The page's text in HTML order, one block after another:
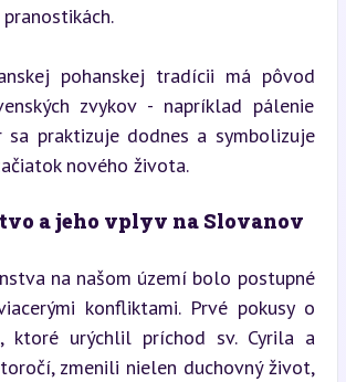
pohanskej tradícii má pôvod
zvykov - napríklad pálenie
sa praktizuje dodnes a symbolizuje
nového života.
a jeho vplyv na Slovanov
na našom území bolo postupné
konfliktami. Prvé pokusy o
ktoré urýchlil príchod sv. Cyrila a
zmenili nielen duchovný život,